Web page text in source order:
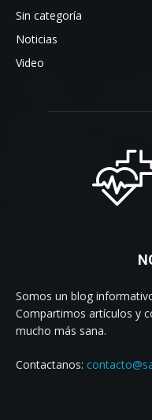
Sin categoría
Noticias
Video
Somos un blog
Compartimos artículos y
mucho más sana.
Contactanos: